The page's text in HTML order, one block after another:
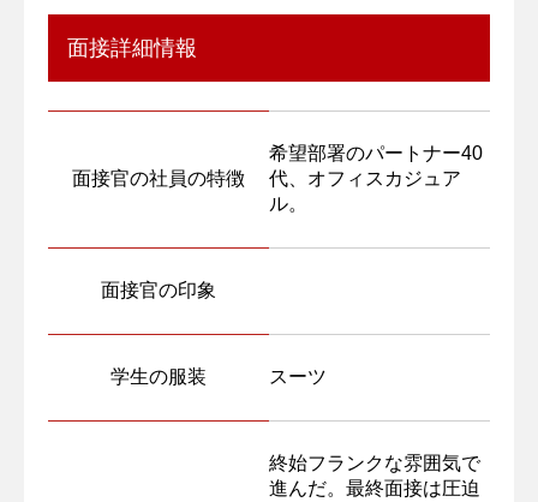
面接詳細情報
面接官の社員の特徴
希望部署のパートナー40
代、オフィスカジュア
ル。
面接官の印象
学生の服装 スーツ
終始フランクな雰囲気で
進んだ。最終面接は圧迫